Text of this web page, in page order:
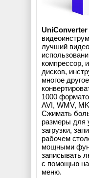
UniConverter
лучший
компрессор,
дисков,
многое
1000
AVI, WMV,
Сжимать
размеры для
загрузки,
рабочем
мощными
записывать
с помощью
меню.